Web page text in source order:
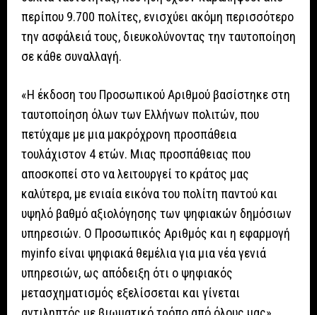
περίπου 9.700 πολίτες, ενισχύει ακόμη περισσότερο
την ασφάλειά τους, διευκολύνοντας την ταυτοποίηση
σε κάθε συναλλαγή.
«Η έκδοση του Προσωπικού Αριθμού βασίστηκε στη
ταυτοποίηση όλων των Ελλήνων πολιτών, που
πετύχαμε με μια μακρόχρονη προσπάθεια
τουλάχιστον 4 ετών. Μιας προσπάθειας που
αποσκοπεί στο να λειτουργεί το κράτος μας
καλύτερα, με ενιαία εικόνα του πολίτη παντού και
υψηλό βαθμό αξιολόγησης των ψηφιακών δημόσιων
υπηρεσιών. Ο Προσωπικός Αριθμός και η εφαρμογή
myinfo είναι ψηφιακά θεμέλια για μια νέα γενιά
υπηρεσιών, ως απόδειξη ότι ο ψηφιακός
μετασχηματισμός εξελίσσεται και γίνεται